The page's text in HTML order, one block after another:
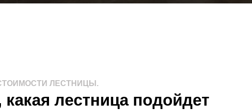
какая лестница подойдет
ЛЕСТНИЦЫ.